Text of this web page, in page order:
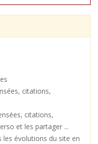
citations,
citations,
et les partager ...
évolutions du site en